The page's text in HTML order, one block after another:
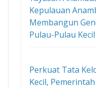
Kepulauan
Membangun
Pulau-Pulau
Perkuat Tata
Kecil,